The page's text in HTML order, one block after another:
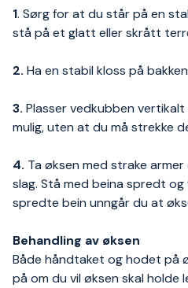
1. Sørg for at du står på en
stå på et glatt eller skrått
2. Ha en stabil kloss på
3. Plasser vedkubben
mulig, uten at du må strekke
4. Ta øksen med strake
slag. Stå med beina spredt
spredte bein unngår du at
Behandling av øksen
Både håndtaket og hodet på
på om du vil øksen skal holde